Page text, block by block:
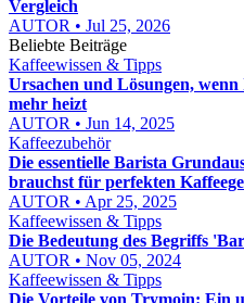
Vergleich
AUTOR • Jul 25, 2026
Beliebte Beiträge
Kaffeewissen & Tipps
Ursachen und Lösungen,
mehr heizt
AUTOR • Jun 14, 2025
Kaffeezubehör
Die essentielle Barista
brauchst für perfekten
AUTOR • Apr 25, 2025
Kaffeewissen & Tipps
Die Bedeutung des Begriffs
AUTOR • Nov 05, 2024
Kaffeewissen & Tipps
Die Vorteile von Trymoin: Ein